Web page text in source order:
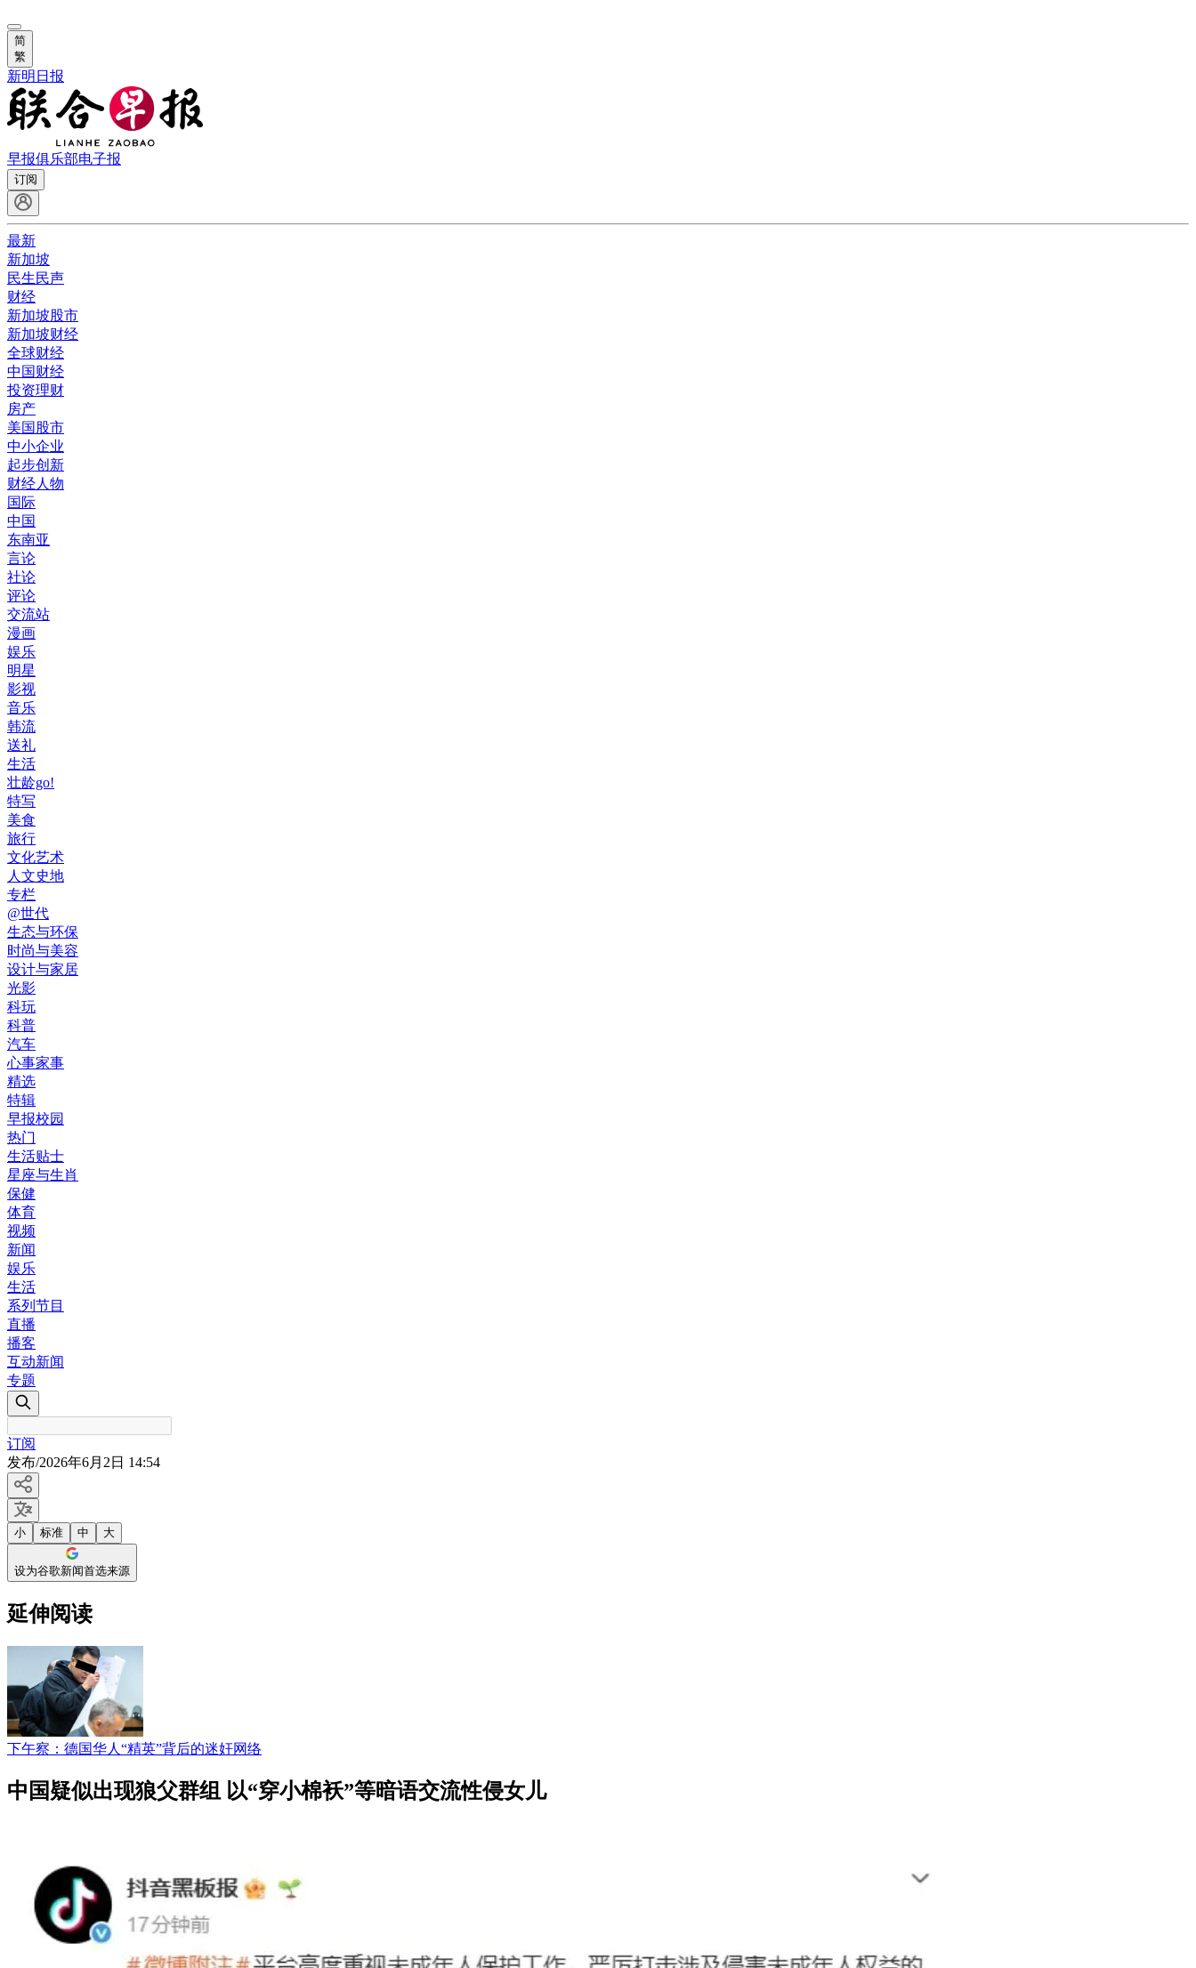
简
繁
新明日报
早报俱乐部电子报
订阅
最新
新加坡
民生民声
财经
新加坡股市
新加坡财经
全球财经
中国财经
投资理财
房产
美国股市
中小企业
起步创新
财经人物
国际
中国
东南亚
言论
社论
评论
交流站
漫画
娱乐
明星
影视
音乐
韩流
送礼
生活
壮龄go!
特写
美食
旅行
文化艺术
人文史地
专栏
@世代
生态与环保
时尚与美容
设计与家居
光影
科玩
科普
汽车
心事家事
精选
特辑
早报校园
热门
生活贴士
星座与生肖
保健
体育
视频
新闻
娱乐
生活
系列节目
直播
播客
互动新闻
专题
订阅
发布/2026年6月2日 14:54
小 标准 中 大
设为谷歌新闻首选来源
延伸阅读
下午察：德国华人“精英”背后的迷奸网络
中国疑似出现狼父群组 以“穿小棉袄”等暗语交流性侵女儿